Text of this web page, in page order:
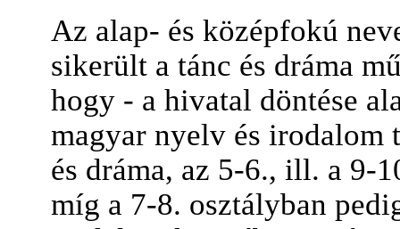
Az alap- és középfokú
sikerült a tánc és dráma
hogy - a hivatal döntése
magyar nyelv és irodalom
és dráma, az 5-6., ill. a 9-
míg a 7-8. osztályban